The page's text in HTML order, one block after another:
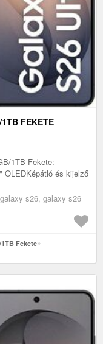
FEKETE
1TB Fekete:
OLEDKépátló és kijelző
s26, galaxy s26
Fekete